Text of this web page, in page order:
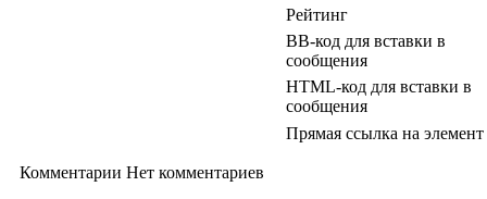
Рейтинг
BB-код для вставки в
сообщения
HTML-код для вставки в
сообщения
Прямая ссылка на элемент
Комментарии Нет комментариев